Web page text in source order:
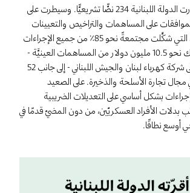
في أيلول 2025، أصدرت الدولة اللبنانية 234 نصًّا تشريعيًّا. وسيطرت على
على المساهمات والتراخيص والتعيينات
والتحويلات المالية، التي شكَّلت مجتمعةً نحو 85٪ من جميع الإجراءات
الإدارية. وشمل ذلك نحو 10.5 مليون دولار من المساهمات العينيَّة -
معظمها موجَّهة إلى شركة كهرباء لبنان والجيش اللبناني - إلى جانب 52
تجارة الأسلحة والذخيرة. على الصعيد
بشكل أساسي على التعديلات الضريبية
بدلات الأفراد العسكريّين، من دون المضيّ قدمًا في
أوسع نطاقًا.